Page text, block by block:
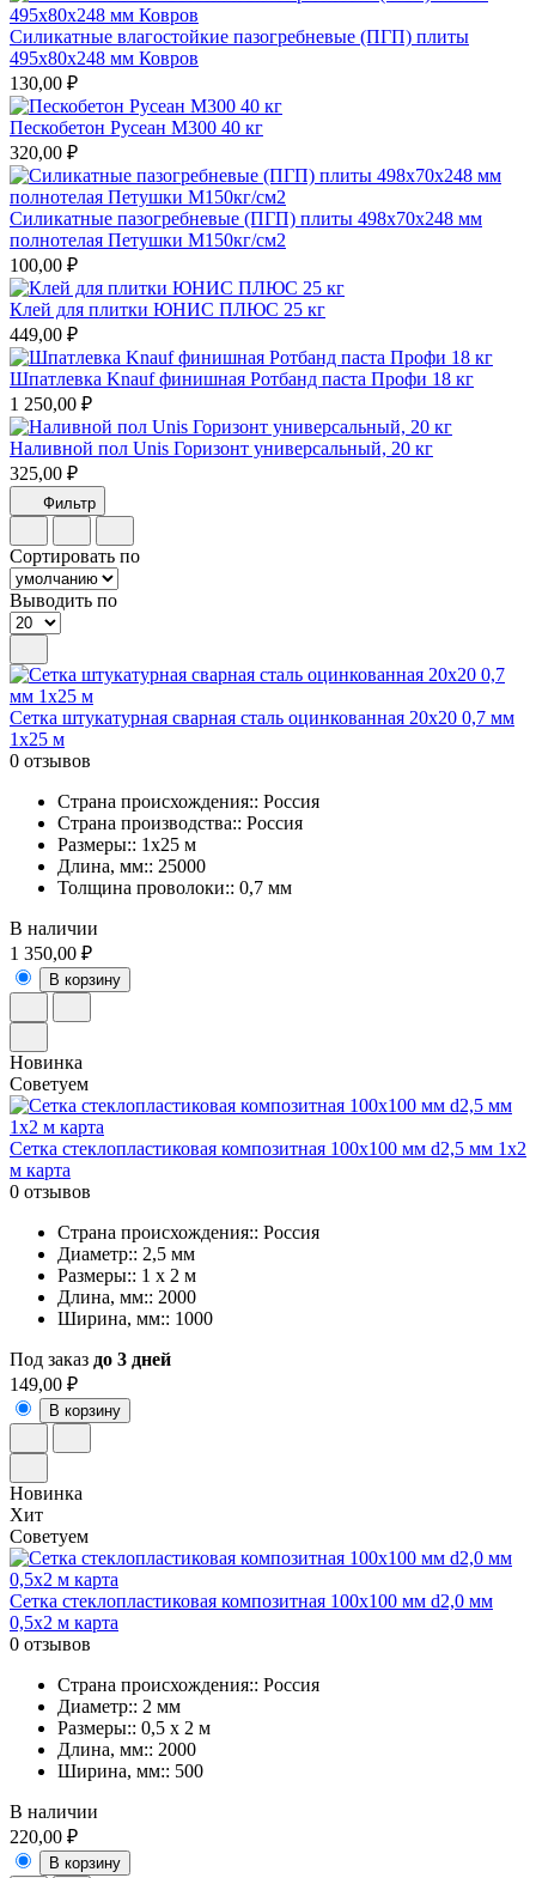
Силикатные влагостойкие пазогребневые (ПГП) плиты
495х80х248 мм Ковров
130,00 ₽
Пескобетон Русеан М300 40 кг
320,00 ₽
Силикатные пазогребневые (ПГП) плиты 498х70х248 мм
полнотелая Петушки М150кг/см2
100,00 ₽
Клей для плитки ЮНИС ПЛЮС 25 кг
449,00 ₽
Шпатлевка Knauf финишная Ротбанд паста Профи 18 кг
1 250,00 ₽
Наливной пол Unis Горизонт универсальный, 20 кг
325,00 ₽
Фильтр
Сортировать по
Выводить по
Сетка штукатурная сварная сталь оцинкованная 20х20 0,7 мм
1х25 м
0 отзывов
Страна происхождения:: Россия
Страна производства:: Россия
Размеры:: 1х25 м
Длина, мм:: 25000
Толщина проволоки:: 0,7 мм
В наличии
1 350,00 ₽
В корзину
Новинка
Советуем
Сетка стеклопластиковая композитная 100х100 мм d2,5 мм 1х2
м карта
0 отзывов
Страна происхождения:: Россия
Диаметр:: 2,5 мм
Размеры:: 1 x 2 м
Длина, мм:: 2000
Ширина, мм:: 1000
Под заказ до 3 дней
149,00 ₽
В корзину
Новинка
Хит
Советуем
Сетка стеклопластиковая композитная 100х100 мм d2,0 мм
0,5х2 м карта
0 отзывов
Страна происхождения:: Россия
Диаметр:: 2 мм
Размеры:: 0,5 x 2 м
Длина, мм:: 2000
Ширина, мм:: 500
В наличии
220,00 ₽
В корзину